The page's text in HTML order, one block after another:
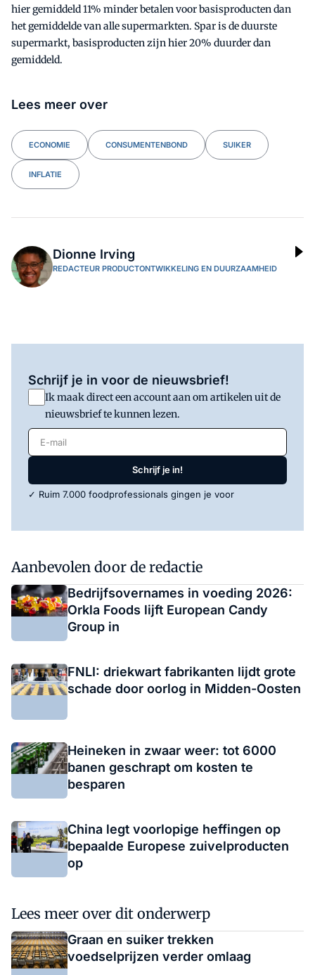
hier gemiddeld 11% minder betalen voor basisproducten dan
het gemiddelde van alle supermarkten. Spar is de duurste
supermarkt, basisproducten zijn hier 20% duurder dan
gemiddeld.
Lees meer over
ECONOMIE CONSUMENTENBOND SUIKER
INFLATIE
Dionne Irving
REDACTEUR PRODUCTONTWIKKELING EN DUURZAAMHEID
Schrijf je in voor de nieuwsbrief!
Ik maak direct een account aan om artikelen uit de
nieuwsbrief te kunnen lezen.
E-mail
Schrijf je in!
✓ Ruim 7.000 foodprofessionals gingen je voor
Aanbevolen door de redactie
Bedrijfsovernames in voeding 2026:
Orkla Foods lijft European Candy
Group in
FNLI: driekwart fabrikanten lijdt grote
schade door oorlog in Midden-Oosten
Heineken in zwaar weer: tot 6000
banen geschrapt om kosten te
besparen
China legt voorlopige heffingen op
bepaalde Europese zuivelproducten
op
Lees meer over dit onderwerp
Graan en suiker trekken
voedselprijzen verder omlaag